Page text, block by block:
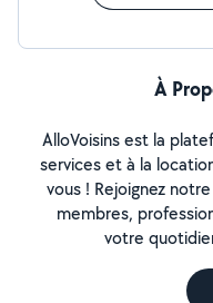
À
AlloVoisins est la
services et à la
vous ! Rejoignez
membres,
votre